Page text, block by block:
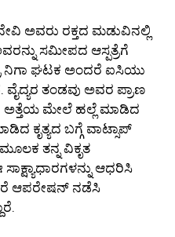
ಅವರು ರಕ್ತದ ಮಡುವಿನಲ್ಲಿ
ಸಮೀಪದ ಆಸ್ಪತ್ರೆಗೆ
ನಿಗಾ ಘಟಕ ಅಂದರೆ ಐಸಿಯು
ವೈದ್ಯರ ತಂಡವು ಅವರ ಪ್ರಾಣ
ಅತ್ತೆಯ ಮೇಲೆ ಹಲ್ಲೆ ಮಾಡಿದ
ಕೃತ್ಯದ ಬಗ್ಗೆ ವಾಟ್ಸಾಪ್
ತನ್ನ ವಿಕೃತ
ಆಧರಿಸಿ
ಆಪರೇಷನ್ ನಡೆಸಿ